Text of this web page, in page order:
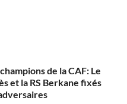
de la CAF: Le
et la RS Berkane fixés